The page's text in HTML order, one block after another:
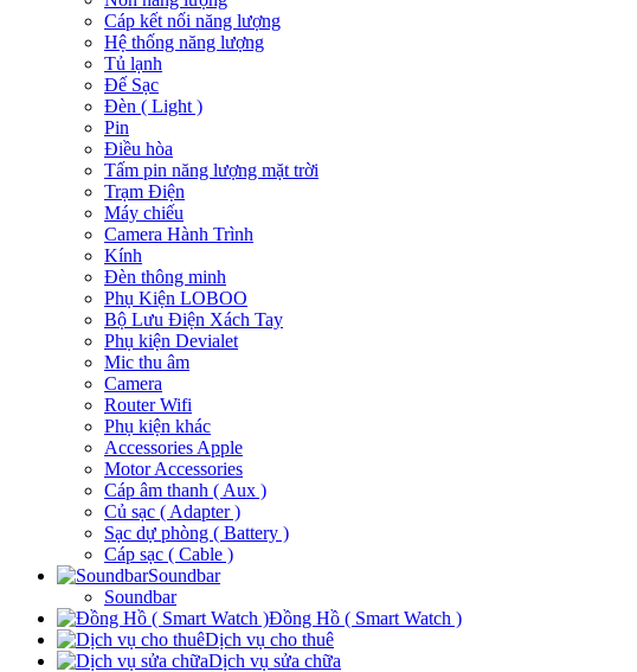
Cáp kết nối năng lượng
Hệ thống năng lượng
Tủ lạnh
Đế Sạc
Đèn ( Light )
Pin
Điều hòa
Tấm pin năng lượng mặt trời
Trạm Điện
Máy chiếu
Camera Hành Trình
Kính
Đèn thông minh
Phụ Kiện LOBOO
Bộ Lưu Điện Xách Tay
Phụ kiện Devialet
Mic thu âm
Camera
Router Wifi
Phụ kiện khác
Accessories Apple
Motor Accessories
Cáp âm thanh ( Aux )
Củ sạc ( Adapter )
Sạc dự phòng ( Battery )
Cáp sạc ( Cable )
Soundbar
Soundbar
Đồng Hồ ( Smart Watch )
Dịch vụ cho thuê
Dịch vụ sửa chữa